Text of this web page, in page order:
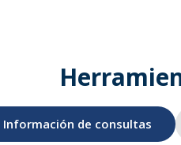
Información de consultas